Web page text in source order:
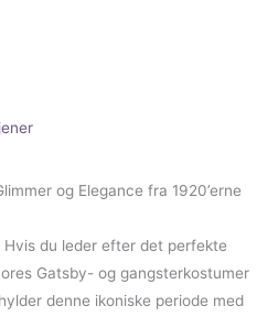
og Elegance fra 1920’erne
Hvis du leder efter det perfekte
Gatsby- og gangsterkostumer
denne ikoniske periode med